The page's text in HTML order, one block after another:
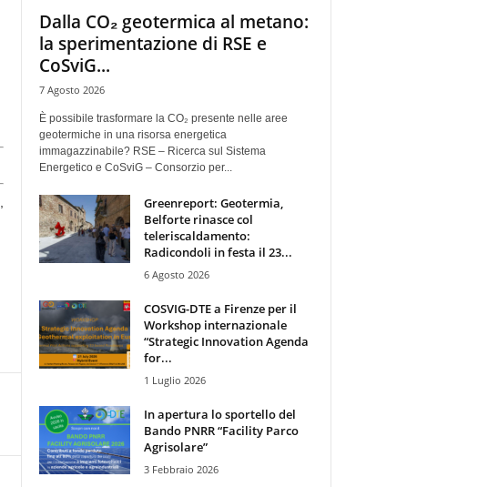
Dalla CO₂ geotermica al metano:
la sperimentazione di RSE e
CoSviG...
7 Agosto 2026
È possibile trasformare la CO₂ presente nelle aree
geotermiche in una risorsa energetica
immagazzinabile? RSE – Ricerca sul Sistema
Energetico e CoSviG – Consorzio per...
Greenreport: Geotermia,
Belforte rinasce col
teleriscaldamento:
Radicondoli in festa il 23...
6 Agosto 2026
COSVIG-DTE a Firenze per il
Workshop internazionale
“Strategic Innovation Agenda
for...
1 Luglio 2026
In apertura lo sportello del
Bando PNRR “Facility Parco
Agrisolare”
3 Febbraio 2026